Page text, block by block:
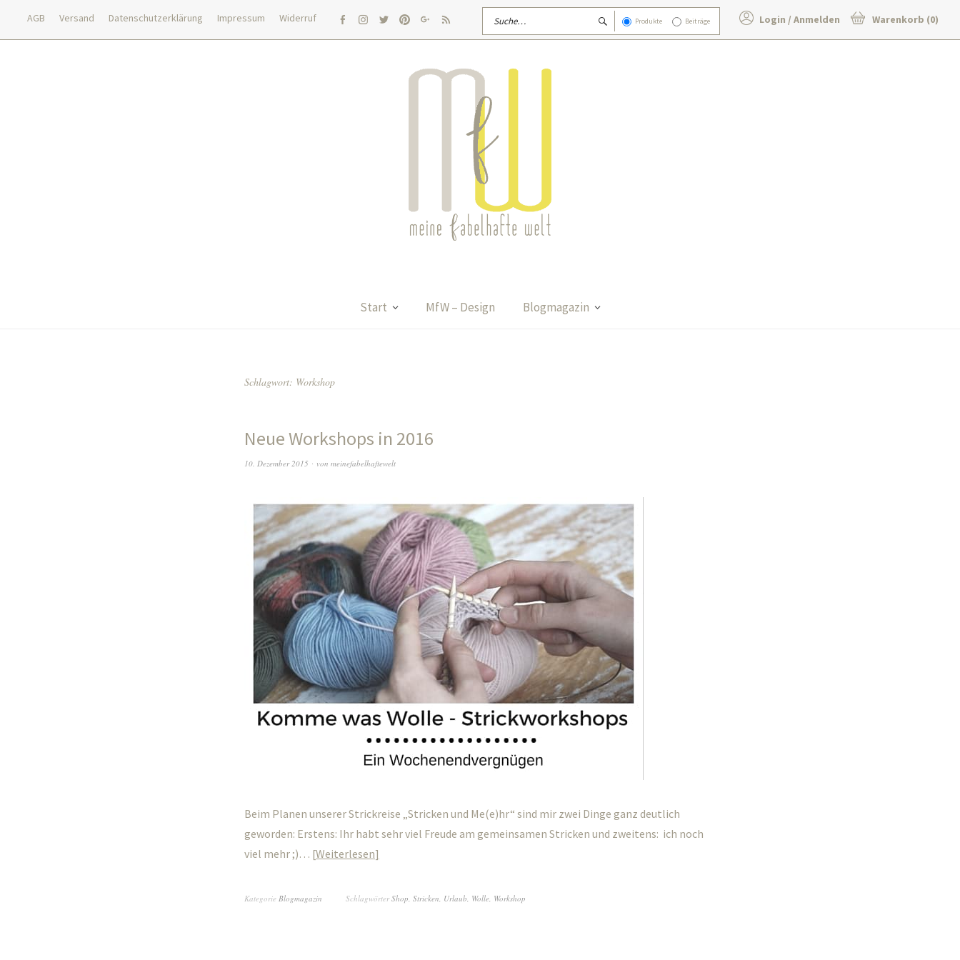
AGB Versand Datenschutzerklärung Impressum
Widerruf
facebookInstagram
twitterpinterest
google
rss
Produkte Beiträge Login / Anmelden Warenkorb (0)
Start MfW – Design Blogmagazin
Schlagwort: Workshop
Neue Workshops in 2016
10. Dezember 2015 von meinefabelhaftewelt
Beim Planen unserer Strickreise „Stricken und Me(e)hr“ sind mir zwei Dinge ganz deutlich
geworden: Erstens: Ihr habt sehr viel Freude am gemeinsamen Stricken und zweitens: ich noch
viel mehr ;)… Weiterlesen
Kategorie Blogmagazin SchlagwörterShop, Stricken, Urlaub, Wolle, Workshop